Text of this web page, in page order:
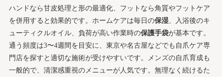
ハンドなら甘皮処理と形の最適化、フットなら角質やフットケア
を併用すると効果的です。ホームケアは毎日の保湿、入浴後のキ
ューティクルオイル、負荷が高い作業時の保護手袋が基本です。
通う頻度は3〜4週間を目安に、東京や名古屋などでも自爪ケア専
門店を探すと適切な施術が受けやすいです。メンズの自爪育成も
一般的で、清潔感重視のメニューが人気です。無理なく続けるた